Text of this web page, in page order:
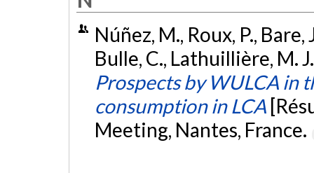
Núñez, M., Roux, P., Bare,
Bulle, C., Lathuillière, M.
Prospects by WULCA in
consumption in LCA
Meeting, Nantes, France.